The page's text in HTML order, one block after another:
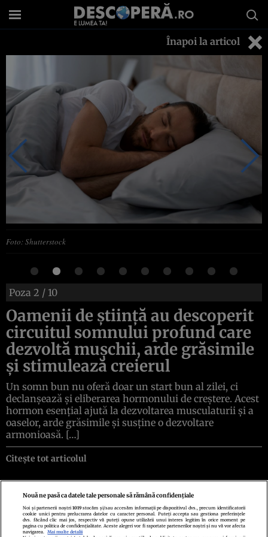
Înapoi la articol
Foto: Shutterstock
Poza 2 / 10
Oamenii de știință au descoperit
circuitul somnului profund care
dezvoltă mușchii, arde grăsimile
și stimulează creierul
Un somn bun nu oferă doar un start bun al zilei, ci
declanșează și eliberarea hormonului de creștere. Acest
hormon esențial ajută la dezvoltarea musculaturii și a
oaselor, arde grăsimile și susține o dezvoltare
armonioasă. […]
Citește tot articolul
Politica de confidenţialitatePolitica de cookiesTermeni şi condiţii
Echipa redacționalăContactSetări Cookies
Nouă ne pasă ca datele tale personale să rămână confidențiale
Noi și partenerii noștri1019 stocăm și/sau accesăm informații pe dispozitivul dvs., precum identificatorii
cookie unici pentru prelucrarea datelor cu caracter personal. Puteți accepta sau gestiona preferințele
dvs. făcând clic mai jos, respectiv vă puteți opune utilizării unui interes legitim în orice moment pe
pagina cu politica de confidențialitate. Aceste alegeri vor fi raportate partenerilor noștri și nu vă vor afecta
navigarea.
Mai multe detalii